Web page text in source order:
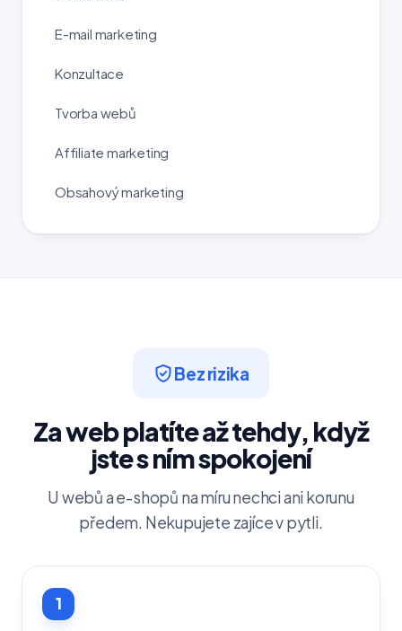
E-mail marketing
Konzultace
Tvorba webů
Affiliate marketing
Obsahový marketing
Bez rizika
Za web platíte až tehdy, když
jste s ním spokojení
U webů a e-shopů na míru nechci ani korunu
předem. Nekupujete zajíce v pytli.
1